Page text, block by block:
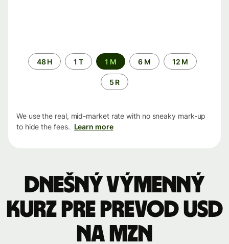
Time
period
48 H 1 T 1 M 6 M 12 M
5 R
We use the real, mid-market rate with no sneaky mark-up
to hide the fees. Learn more
Dnešný výmenný
kurz pre prevod USD
na MZN